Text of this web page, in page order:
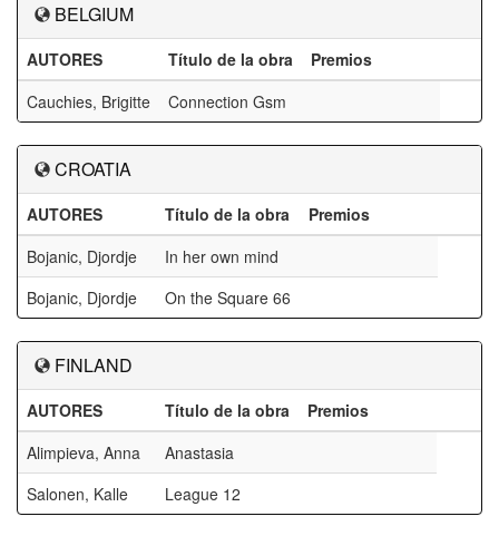
BELGIUM
AUTORES Título de la obra
Premios
Cauchies, Brigitte
Connection Gsm
CROATIA
AUTORES Título de la obra
Premios
Bojanic, Djordje
In her own mind
Bojanic, Djordje
On the Square 66
FINLAND
AUTORES Título de la obra
Premios
Alimpieva, Anna
Anastasia
Salonen, Kalle
League 12